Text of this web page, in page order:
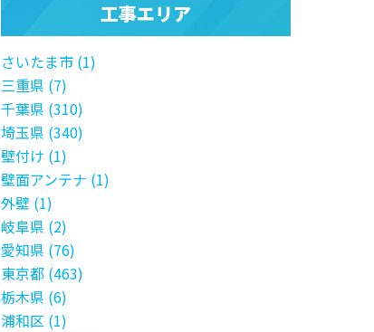
工事エリア
さいたま市 (1)
三重県 (7)
千葉県 (310)
埼玉県 (340)
壁付け (1)
壁面アンテナ (1)
外壁 (1)
岐阜県 (2)
愛知県 (76)
東京都 (463)
栃木県 (6)
浦和区 (1)